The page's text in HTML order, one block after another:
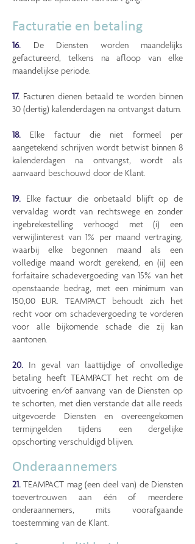
Facturatie en betaling
16. De Diensten worden maandelijks
gefactureerd, telkens na afloop van elke
maandelijkse periode.
17. Facturen dienen betaald te worden binnen
30 (dertig) kalenderdagen na ontvangst datum.
18. Elke factuur die niet formeel per
aangetekend schrijven wordt betwist binnen 8
kalenderdagen na ontvangst, wordt als
aanvaard beschouwd door de Klant.
19. Elke factuur die onbetaald blijft op de
vervaldag wordt van rechtswege en zonder
ingebrekestelling verhoogd met (i) een
verwijlinterest van 1% per maand vertraging,
waarbij elke begonnen maand als een
volledige maand wordt gerekend, en (ii) een
forfaitaire schadevergoeding van 15% van het
openstaande bedrag, met een minimum van
150,00 EUR. TEAMPACT behoudt zich het
recht voor om schadevergoeding te vorderen
voor alle bijkomende schade die zij kan
aantonen.
20. In geval van laattijdige of onvolledige
betaling heeft TEAMPACT het recht om de
uitvoering en/of aanvang van de Diensten op
te schorten, met dien verstande dat alle reeds
uitgevoerde Diensten en overeengekomen
termijngelden tijdens een dergelijke
opschorting verschuldigd blijven.
Onderaannemers
21. TEAMPACT mag (een deel van) de Diensten
toevertrouwen aan één of meerdere
onderaannemers, mits voorafgaande
toestemming van de Klant.